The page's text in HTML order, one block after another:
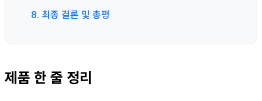
8. 최종 결론 및 총평
제품 한 줄 정리